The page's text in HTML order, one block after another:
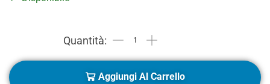
Aggiungi Al Carrello